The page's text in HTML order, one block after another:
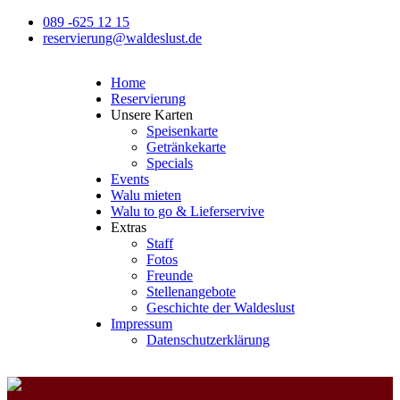
089 -625 12 15
reservierung@waldeslust.de
Home
Reservierung
Unsere Karten
Speisenkarte
Getränkekarte
Specials
Events
Walu mieten
Walu to go & Lieferservive
Extras
Staff
Fotos
Freunde
Stellenangebote
Geschichte der Waldeslust
Impressum
Datenschutzerklärung